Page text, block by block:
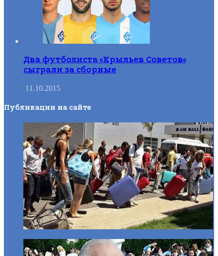
Два футболиста «Крыльев Советов»
сыграли за сборные
11.10.2015
Публикации на сайте